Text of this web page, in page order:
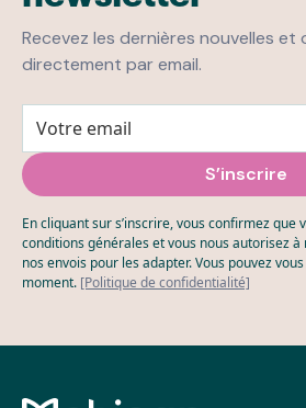
Recevez les dernières nouvelles et
directement par email.
En cliquant sur s’inscrire, vous confirmez que
conditions générales et vous nous autorisez
nos envois pour les adapter. Vous pouvez
moment. [Politique de confidentialité]